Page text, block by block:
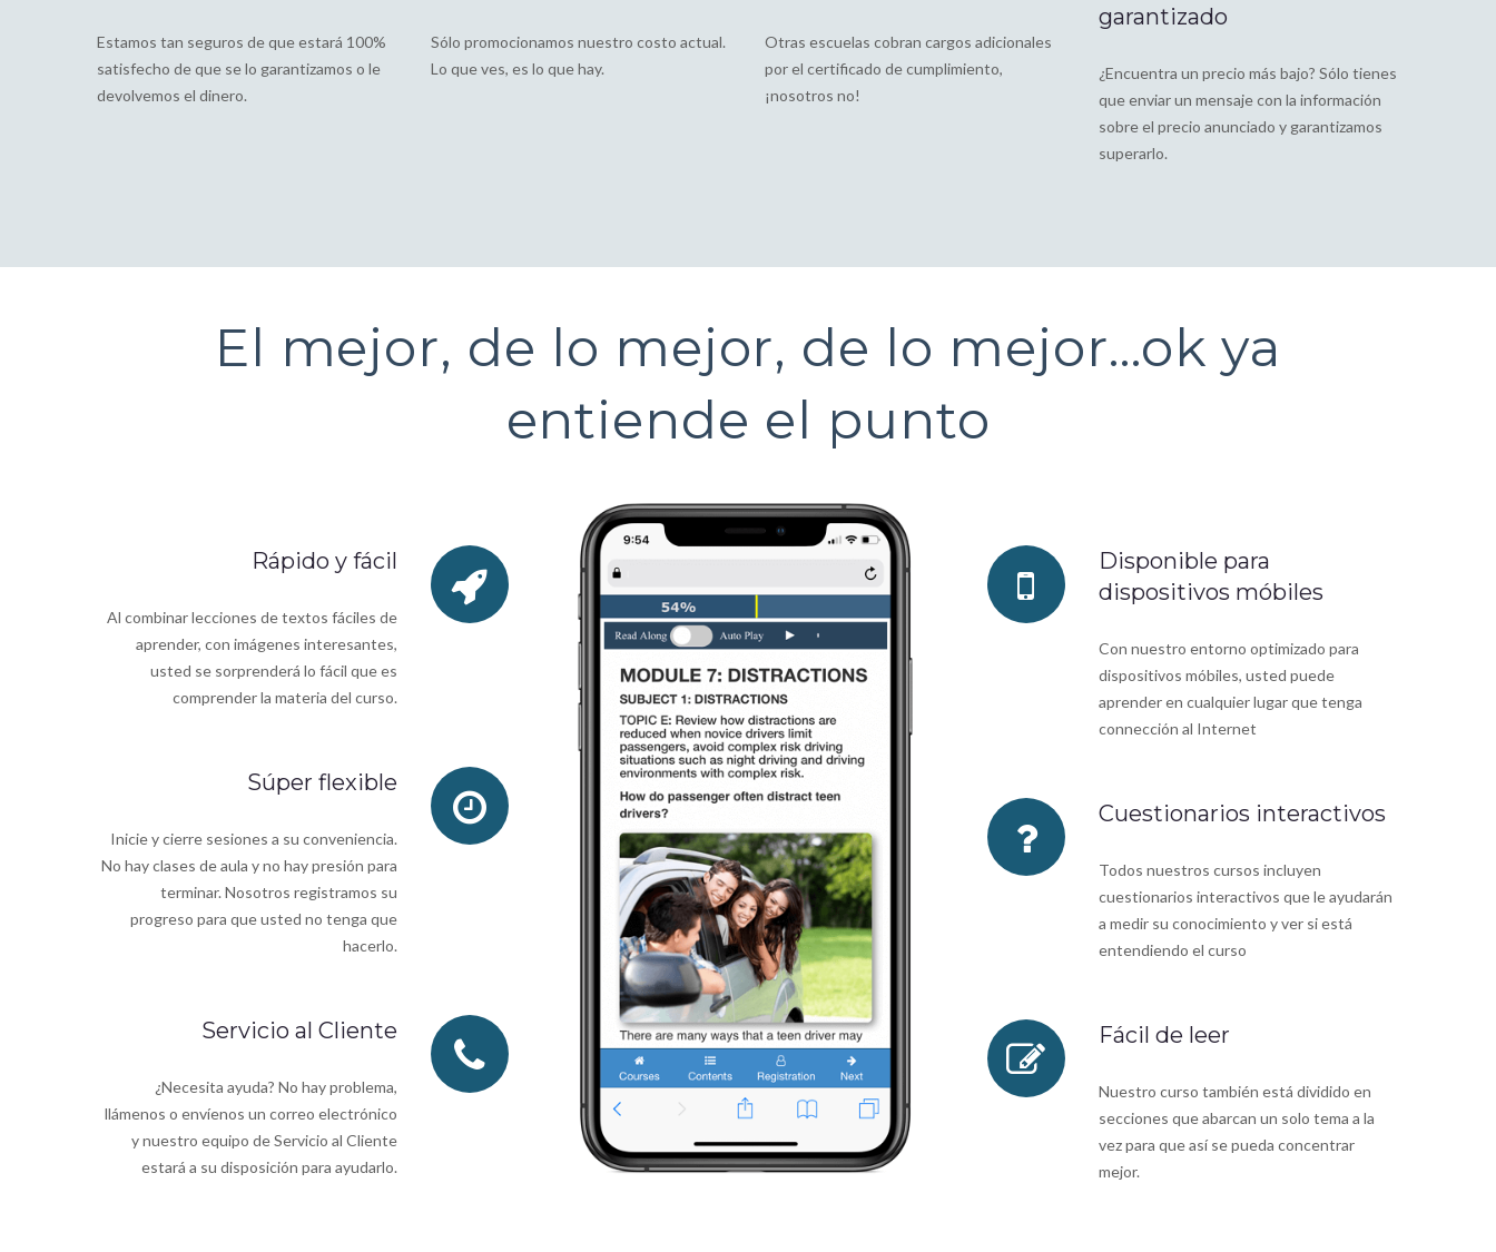
Estamos tan seguros de que estará 100%
satisfecho de que se lo garantizamos o le
devolvemos el dinero.
Sólo promocionamos nuestro costo actual.
Lo que ves, es lo que hay.
Otras escuelas cobran cargos adicionales
por el certificado de cumplimiento,
¡nosotros no!
garantizado
¿Encuentra un precio más bajo? Sólo tienes
que enviar un mensaje con la información
sobre el precio anunciado y garantizamos
superarlo.
El mejor, de lo mejor, de lo mejor…ok ya
entiende el punto
Rápido y fácil
Al combinar lecciones de textos fáciles de
aprender, con imágenes interesantes,
usted se sorprenderá lo fácil que es
comprender la materia del curso.
Súper flexible
Inicie y cierre sesiones a su conveniencia.
No hay clases de aula y no hay presión para
terminar. Nosotros registramos su
progreso para que usted no tenga que
hacerlo.
Servicio al Cliente
¿Necesita ayuda? No hay problema,
llámenos o envíenos un correo electrónico
y nuestro equipo de Servicio al Cliente
estará a su disposición para ayudarlo.
Disponible para
dispositivos móbiles
Con nuestro entorno optimizado para
dispositivos móbiles, usted puede
aprender en cualquier lugar que tenga
connección al Internet
Cuestionarios interactivos
Todos nuestros cursos incluyen
cuestionarios interactivos que le ayudarán
a medir su conocimiento y ver si está
entendiendo el curso
Fácil de leer
Nuestro curso también está dividido en
secciones que abarcan un solo tema a la
vez para que así se pueda concentrar
mejor.